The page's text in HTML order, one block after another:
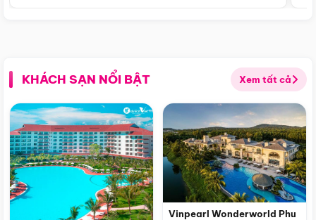
KHÁCH SẠN NỔI BẬT Xem tất cả
Vinpearl Wonderworld Phu